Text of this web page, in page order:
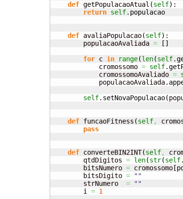
def getPopulacaoAtual (self) :
return self. populacao
def avaliaPopulacao(self) :
        populacaoAvaliada
= [ ]
for c in range(len(self.
            cromossomo
= self.
            cromossomoAvaliado
=
            populacaoAvaliada.
self. setNovaPopulacao(
def funcaoFitness (self,
pass
def converteBIN2INT(self,
        qtdDigitos
= len(str(self.
        bitsNumero
= cromossomo [
        bitsDigito
=
""
        strNumero
=
""
        i
= 1